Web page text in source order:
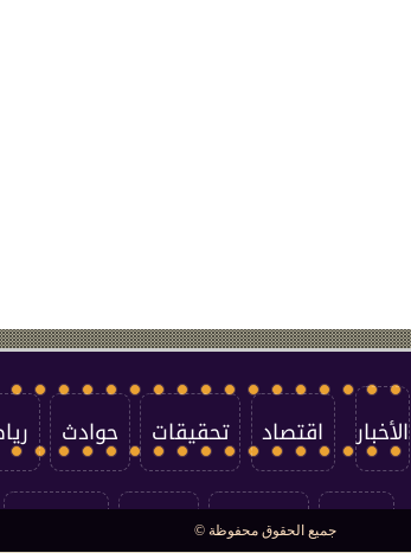
الأخبار اقتصاد تحقيقات حوادث
العالم سوشيال
جميع الحقوق محفوظة ©